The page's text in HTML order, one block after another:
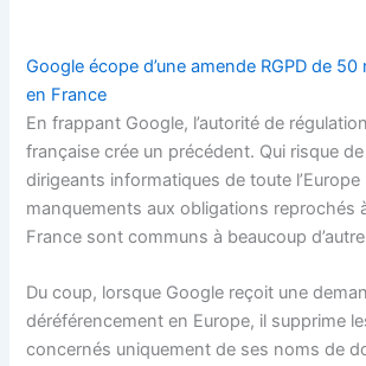
Google écope d’une amende RGPD de 50
en France
En frappant Google, l’autorité de
française crée un précédent. Qui risque
dirigeants informatiques de toute l’Europe
manquements aux obligations reprochés
France sont communs à beaucoup
Du coup, lorsque Google reçoit une
déréférencement en Europe, il supprime
concernés uniquement de ses noms de